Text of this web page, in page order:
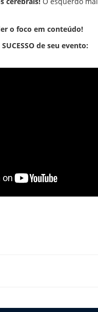
o foco em conteúdo!
de seu evento: